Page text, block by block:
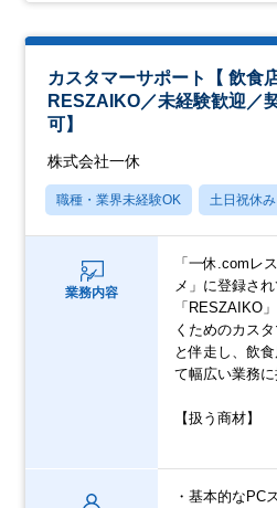
カスタマーサポート【 飲食
RESZAIKO／未経験歓迎／
可】
株式会社一休
職種・業界未経験OK 土日祝休み
業務内容
「一休.comレ
メ」に登録さ
「RESZAIKO
くためのカス
と伴走し、飲
て幅広い業務に
【扱う商材】
・基本的なPC